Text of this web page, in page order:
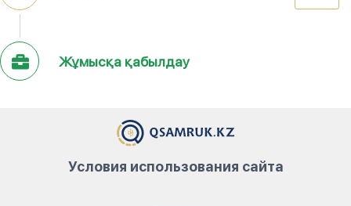
Жұмысқа қабылдау
Условия использования сайта